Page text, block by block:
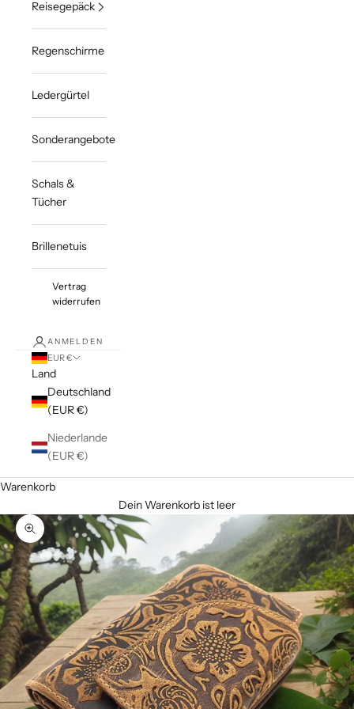
Reisegepäck
Regenschirme
Ledergürtel
Sonderangebote
Schals &
Tücher
Brillenetuis
Vertrag
widerrufen
ANMELDEN
EUR €
Land
Deutschland
(EUR €)
Niederlande
(EUR €)
Warenkorb
Dein Warenkorb ist leer
Bild vergrößern